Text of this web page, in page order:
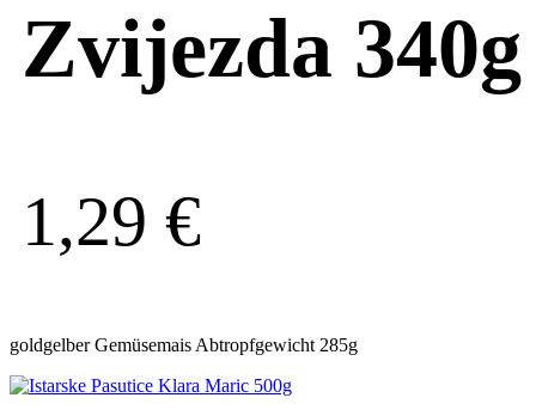
Zvijezda 340g
1,29 €
goldgelber Gemüsemais Abtropfgewicht 285g